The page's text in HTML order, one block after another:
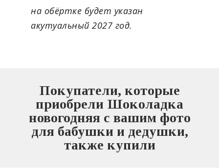
на обёртке будет указан
акутуальный 2027 год.
Покупатели, которые
приобрели Шоколадка
новогодняя с вашим фото
для бабушки и дедушки,
также купили